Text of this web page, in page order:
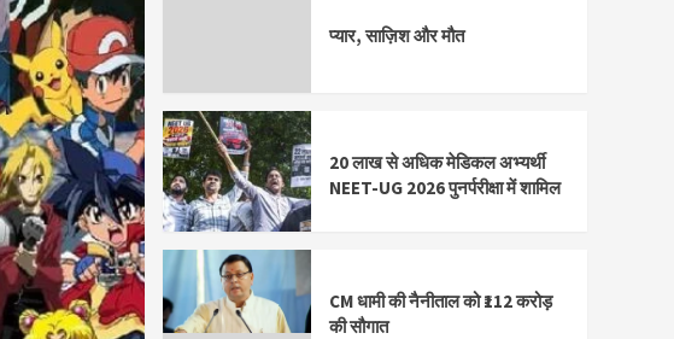
प्यार, साज़िश और मौत
20 लाख से अधिक मेडिकल अभ्यर्थी
NEET-UG 2026 पुनर्परीक्षा में शामिल
CM धामी की नैनीताल को ₹112 करोड़
की सौगात